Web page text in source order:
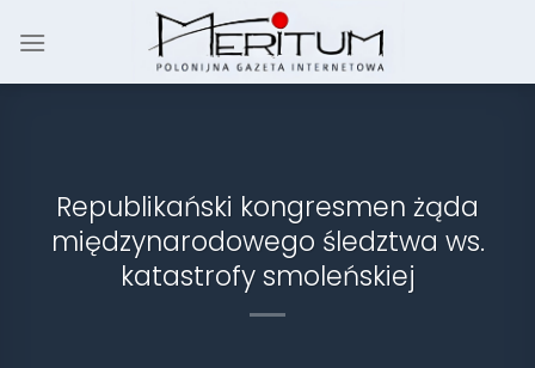
Republikański kongresmen żąda
międzynarodowego śledztwa ws.
katastrofy smoleńskiej